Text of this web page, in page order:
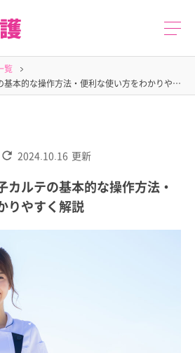
覧
看護師必見！ 電子カルテの基本的な操作方法・便利な使い方をわかりやすく解説
2024.10.16 更新
ルテの基本的な操作方法・
りやすく解説